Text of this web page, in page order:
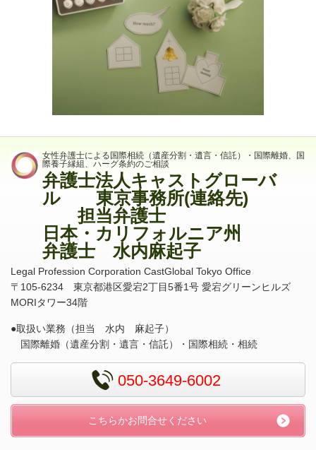
女性弁護士による国際相続（遺産分割・遺言・信託）・国際離婚、国
際養子縁組、ハーグ条約のご相談
弁護士法人キャストグローバ
ル 東京事務所(連絡先)
担当弁護士
日本・カリフォルニア州
弁護士 水内麻起子
Legal Profession Corporation CastGlobal Tokyo Office
〒 105-6234 東京都港区愛宕2丁目5番1号 愛宕グリーンヒルズ
MORIタワー34階
●取扱い業務（担当 水内 麻起子）
国際離婚（遺産分割・遺言・信託）・国際相続・相続
050-3649-6002
こちらかお問合せください